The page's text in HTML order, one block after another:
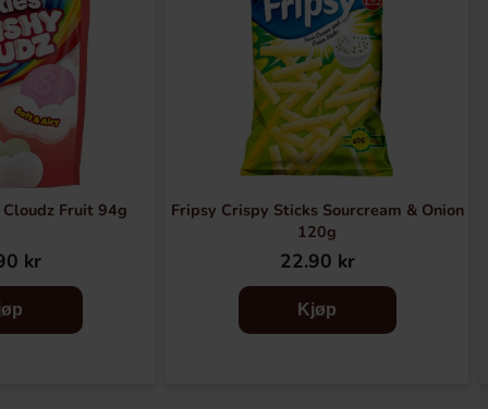
Fruit 94g
kr
Fripsy Crispy Sticks Sourcream & Onion
120g
22.90 kr
Kjøp